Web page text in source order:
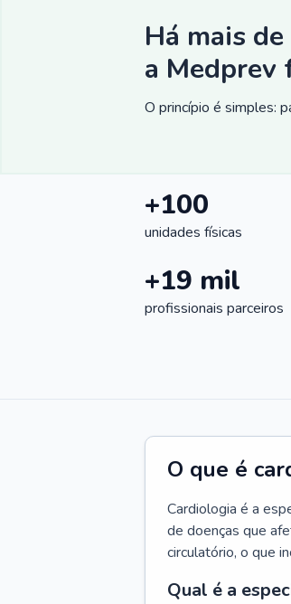
Há mais
a Medprev
O princípio é simples:
+100
unidades físicas
+19 mil
profissionais parceiros
O que é
Cardiologia é a
de doenças que
circulatório, o que
Qual é a